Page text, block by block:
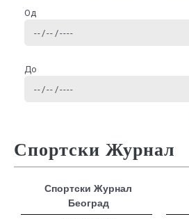
Од
До
Спортски Журнал
Спортски Журнал
Београд